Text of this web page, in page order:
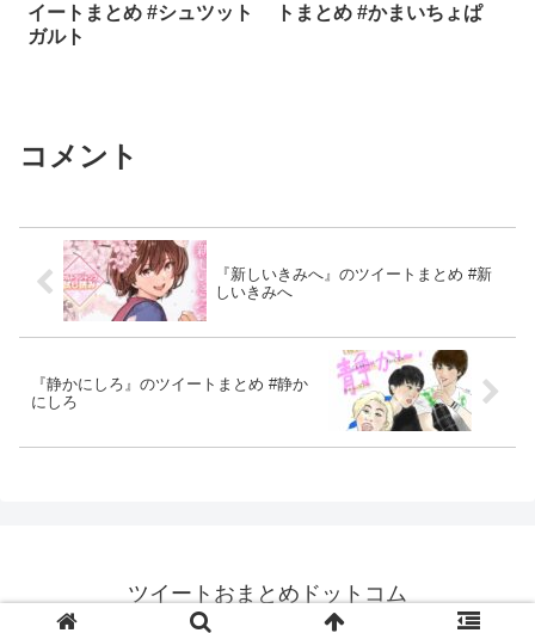
イートまとめ #シュツット
ガルト
トまとめ #かまいちょぱ
コメント
『新しいきみへ』のツイートまとめ #新
しいきみへ
『静かにしろ』のツイートまとめ #静か
にしろ
ツイートおまとめドットコム
© 2021 ツイートおまとめドットコム.